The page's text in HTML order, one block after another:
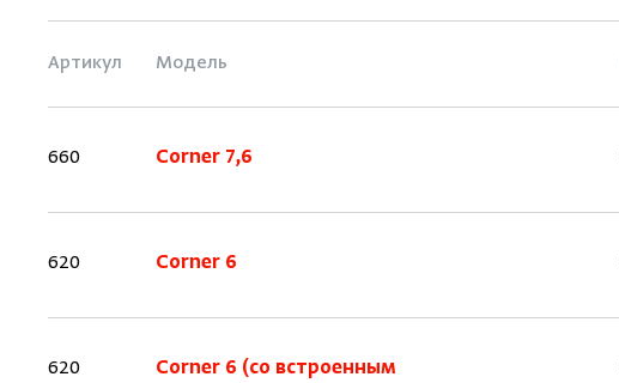
Артикул Модель
660 Corner 7,6
620 Corner 6
620
Corner 6 (со встроенным